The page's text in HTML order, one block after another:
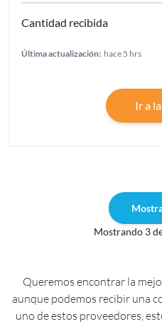
Última actualización: hace 5 hrs
Ir a
Mostrando 3
Queremos encontrar la
aunque podemos recibir una
uno de estos proveedores,